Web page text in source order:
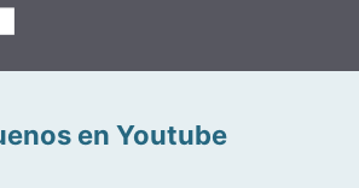
en Youtube